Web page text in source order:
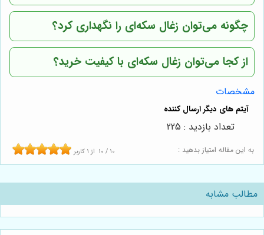
چگونه می‌توان زغال سکه‌ای را نگهداری کرد؟
از کجا می‌توان زغال سکه‌ای با کیفیت خرید؟
مشخصات
به این مقاله امتیاز بدهید : 10 / 10 از 1 کاربر
تعداد بازدید : 225
مطالب مشابه